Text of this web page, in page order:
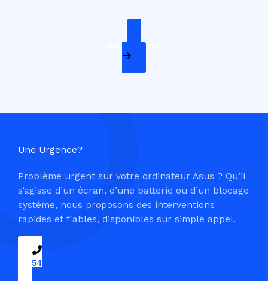
Nos Services
Une Urgence?
Problème urgent sur votre ordinateur Asus ? Qu’il
s’agisse d’un écran, d’une batterie ou d’un blocage
système, nous proposons des interventions
rapides et fiables, disponibles sur simple appel.
09 54 37 04 03